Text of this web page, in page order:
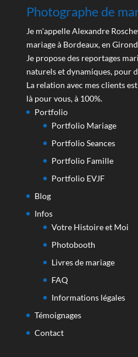
Photographe de
Je m'appelle Alexandre
mariage à Bordeaux, en
Je propose des reportages
naturels et dynamiques, pour
La relation avec mes clients
là pour vous, à 100%.
Portfolio
Portfolio Mariage
Portfolio Seances
Portfolio Famille
Portfolio EVJF
Blog
Infos
Votre Histoire et Moi
Photobooth
Livres de mariage
FAQ
Informations légales
Témoignages
Contact